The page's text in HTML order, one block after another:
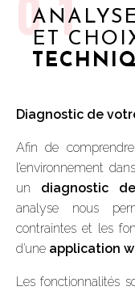
ANALYSE
ET
Diagnostic de
Afin de
l’environnement
un diagnostic
analyse nous
contraintes et les
d’une application
Les fonctionnalités